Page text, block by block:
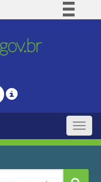
Comunica BR
Legislação
Toggle